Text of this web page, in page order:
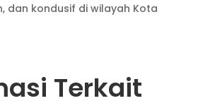
dan kondusif di wilayah Kota
Terkait